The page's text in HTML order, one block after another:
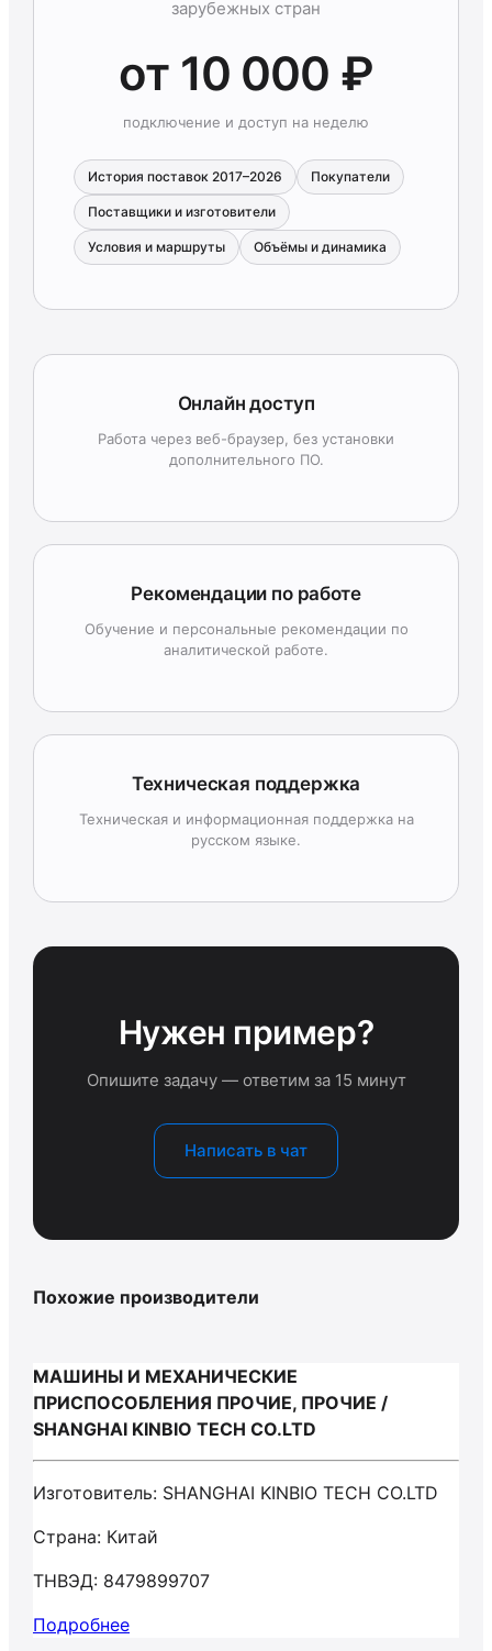
зарубежных стран
от 10 000 ₽
подключение и доступ на неделю
История поставок 2017–2026 Покупатели
Поставщики и изготовители
Условия и маршруты Объёмы и динамика
Онлайн доступ
Работа через веб-браузер, без установки
дополнительного ПО.
Рекомендации по работе
Обучение и персональные рекомендации по
аналитической работе.
Техническая поддержка
Техническая и информационная поддержка на
русском языке.
Нужен пример?
Опишите задачу — ответим за 15 минут
Написать в чат
Похожие производители
МАШИНЫ И МЕХАНИЧЕСКИЕ
ПРИСПОСОБЛЕНИЯ ПРОЧИЕ, ПРОЧИЕ /
SHANGHAI KINBIO TECH CO.LTD
Изготовитель: SHANGHAI KINBIO TECH CO.LTD
Страна: Китай
ТНВЭД: 8479899707
Подробнее